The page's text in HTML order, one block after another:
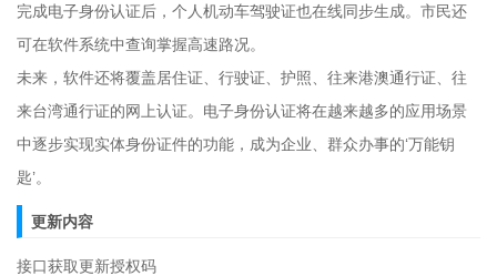
完成电子身份认证后，个人机动车驾驶证也在线同步生成。市民还
可在软件系统中查询掌握高速路况。
未来，软件还将覆盖居住证、行驶证、护照、往来港澳通行证、往
来台湾通行证的网上认证。电子身份认证将在越来越多的应用场景
中逐步实现实体身份证件的功能，成为企业、群众办事的‘万能钥
匙’。
更新内容
接口获取更新授权码